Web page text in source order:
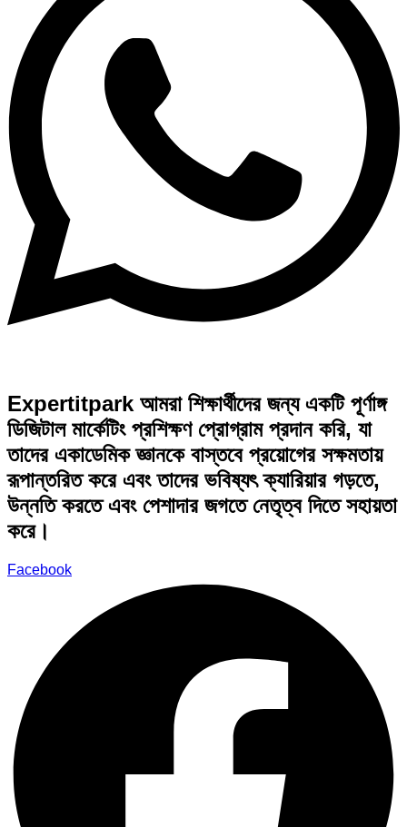
Expertitpark আমরা শিক্ষার্থীদের জন্য একটি পূর্ণাঙ্গ
ডিজিটাল মার্কেটিং প্রশিক্ষণ প্রোগ্রাম প্রদান করি, যা
তাদের একাডেমিক জ্ঞানকে বাস্তবে প্রয়োগের সক্ষমতায়
রূপান্তরিত করে এবং তাদের ভবিষ্যৎ ক্যারিয়ার গড়তে,
উন্নতি করতে এবং পেশাদার জগতে নেতৃত্ব দিতে সহায়তা
করে।
Facebook